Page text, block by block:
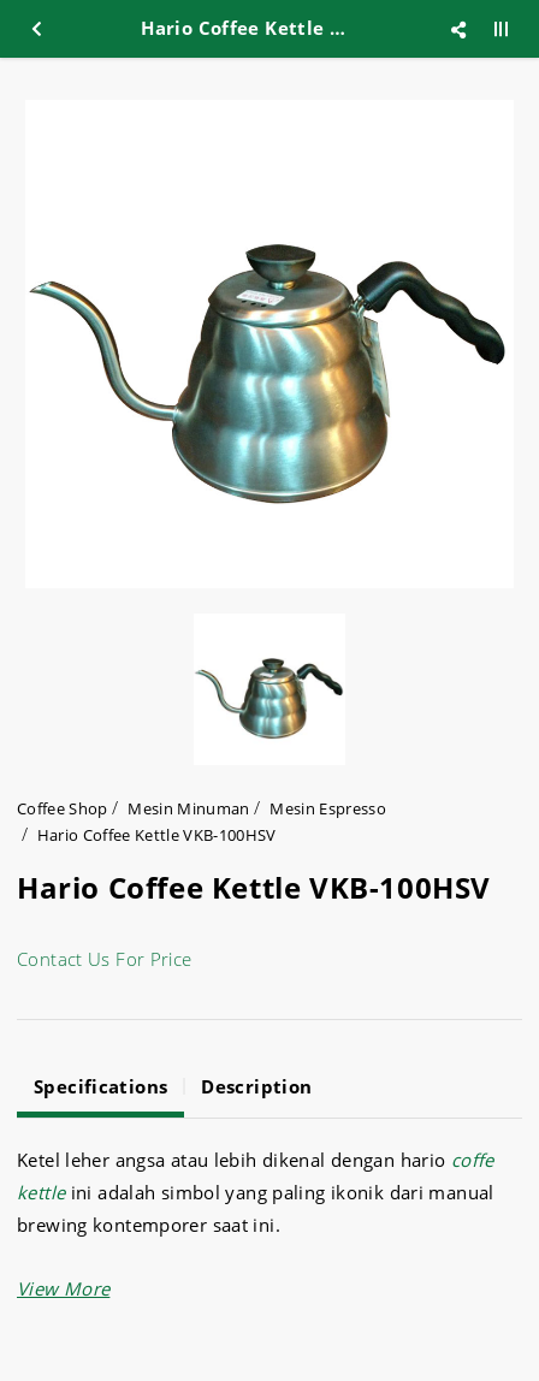
Hario Coffee Kettle VKB-100HSV
Coffee Shop Mesin Minuman
Mesin Espresso
Hario Coffee Kettle VKB-100HSV
Hario Coffee Kettle VKB-100HSV
Contact Us For Price
Specifications Description
Ketel leher angsa atau lebih dikenal dengan hario coffe
kettleini adalah simbol yang paling ikonik dari manual
brewing kontemporer saat ini.
Coffee Kettle ini didesain dengan sangat elegan dengan